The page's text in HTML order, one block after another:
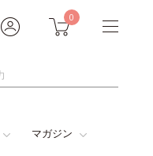
0
マガジン